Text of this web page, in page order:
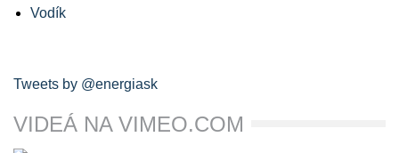
Vodík
Tweets by @energiask
VIDEÁ NA VIMEO.COM